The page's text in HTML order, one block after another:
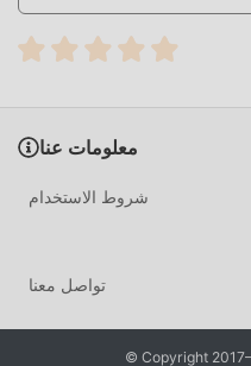
معلومات عنا
شروط الاستخدام
تواصل معنا
© Copyright